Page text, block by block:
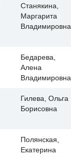
Станякина,
Маргарита
Владимировна
Бедарева,
Алена
Владимировна
Гилева, Ольга
Борисовна
Полянская,
Екатерина